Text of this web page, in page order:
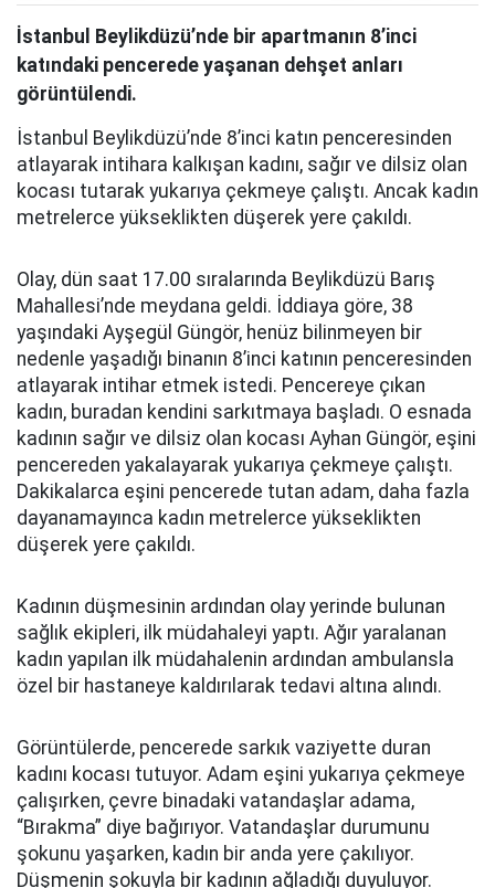
İstanbul Beylikdüzü’nde bir apartmanın 8’inci
katındaki pencerede yaşanan dehşet anları
görüntülendi.
İstanbul Beylikdüzü’nde 8’inci katın penceresinden
atlayarak intihara kalkışan kadını, sağır ve dilsiz olan
kocası tutarak yukarıya çekmeye çalıştı. Ancak kadın
metrelerce yükseklikten düşerek yere çakıldı.
Olay, dün saat 17.00 sıralarında Beylikdüzü Barış
Mahallesi’nde meydana geldi. İddiaya göre, 38
yaşındaki Ayşegül Güngör, henüz bilinmeyen bir
nedenle yaşadığı binanın 8’inci katının penceresinden
atlayarak intihar etmek istedi. Pencereye çıkan
kadın, buradan kendini sarkıtmaya başladı. O esnada
kadının sağır ve dilsiz olan kocası Ayhan Güngör, eşini
pencereden yakalayarak yukarıya çekmeye çalıştı.
Dakikalarca eşini pencerede tutan adam, daha fazla
dayanamayınca kadın metrelerce yükseklikten
düşerek yere çakıldı.
Kadının düşmesinin ardından olay yerinde bulunan
sağlık ekipleri, ilk müdahaleyi yaptı. Ağır yaralanan
kadın yapılan ilk müdahalenin ardından ambulansla
özel bir hastaneye kaldırılarak tedavi altına alındı.
Görüntülerde, pencerede sarkık vaziyette duran
kadını kocası tutuyor. Adam eşini yukarıya çekmeye
çalışırken, çevre binadaki vatandaşlar adama,
“Bırakma” diye bağırıyor. Vatandaşlar durumunu
şokunu yaşarken, kadın bir anda yere çakılıyor.
Düşmenin şokuyla bir kadının ağladığı duyuluyor.